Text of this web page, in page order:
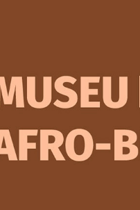
MUSEU AFRO-